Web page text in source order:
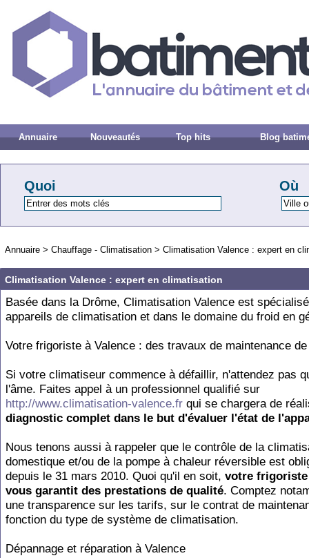
Annuaire Nouveautés Top hits Blog
Quoi Où
Annuaire > Chauffage - Climatisation > Climatisation Valence : expert en
Climatisation Valence : expert en climatisation
Basée dans la Drôme, Climatisation Valence est
appareils de climatisation et dans le domaine du froid en
Votre frigoriste à Valence : des travaux de maintenance
Si votre climatiseur commence à défaillir, n'attendez pas
l'âme. Faites appel à un professionnel qualifié sur
http://www.climatisation-valence.fr qui se chargera de
diagnostic complet dans le but d'évaluer l'état de
Nous tenons aussi à rappeler que le contrôle de la
domestique et/ou de la pompe à chaleur réversible est
depuis le 31 mars 2010. Quoi qu'il en soit, votre frigoriste
vous garantit des prestations de qualité. Comptez
une transparence sur les tarifs, sur le contrat de
fonction du type de système de climatisation.
Dépannage et réparation à Valence